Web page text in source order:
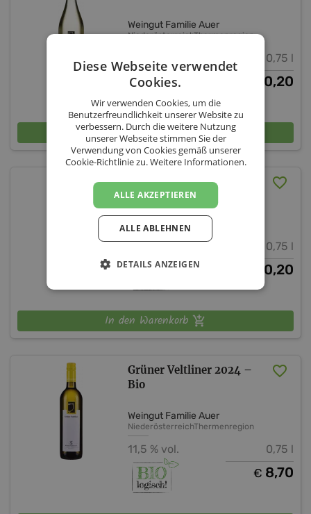
Weingut Familie Auer
NiederösterreichThermenregion
0,75 l
10,20
In den Warenkorb
Rose Frizzante - Bio
Weingut Familie Auer
Niederösterreich Thermenregion
11,5 % vol. 0,75 l
10,20
In den Warenkorb
Grüner Veltliner 2024 –
Bio
Weingut Familie Auer
NiederösterreichThermenregion
11,5 % vol. 0,75 l
€ 8,70
Diese Webseite verwendet
Cookies.
Wir verwenden Cookies, um die
Benutzerfreundlichkeit unserer Website zu
verbessern. Durch die weitere Nutzung
unserer Webseite stimmen Sie der
Verwendung von Cookies gemäß unserer
Cookie-Richtlinie zu.Weitere Informationen.
ALLE AKZEPTIEREN
ALLE ABLEHNEN
DETAILS ANZEIGEN